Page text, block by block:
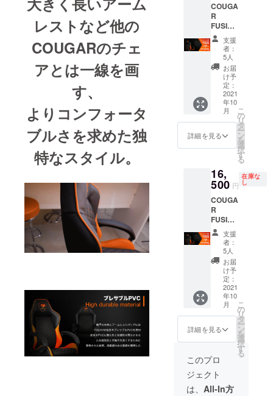
レストなど他の
COUGARのチェ
アとは一線を画
す、
よりコンフォータ
ブルさを求めた独
特なスタイル。
COUGA
R
FUSION
CAMPF
IRE限
¥10000
-OFF!!
Cougar
Fusion
支援
者：
5人
お届
け予
定：
2021
年10
月
詳細を見る
こ
の
リ
タ
ー
ン
を
選
択
す
る
16,
500 円
在庫な
し
COUGA
R
FUSION
CAMPF
IRE限
¥10000
-OFF!!
Cougar
Fusion
Black
支援
者：
5人
お届
け予
定：
2021
年10
月
詳細を見る
こ
の
リ
タ
ー
ン
を
選
択
す
る
このプロ
ジェクト
は、 All-In方